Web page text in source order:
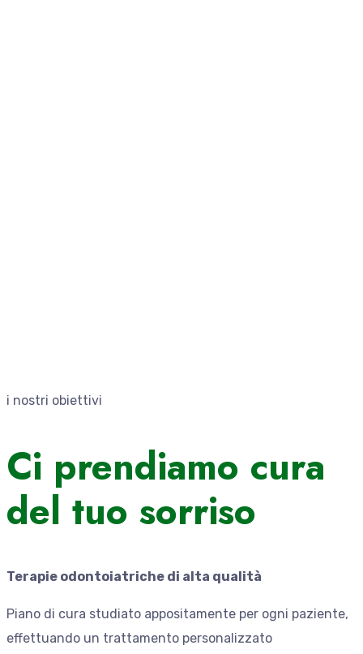
i nostri obiettivi
Ci prendiamo cura
del tuo sorriso
Terapie odontoiatriche di alta qualità
Piano di cura studiato appositamente per ogni paziente,
effettuando un trattamento personalizzato